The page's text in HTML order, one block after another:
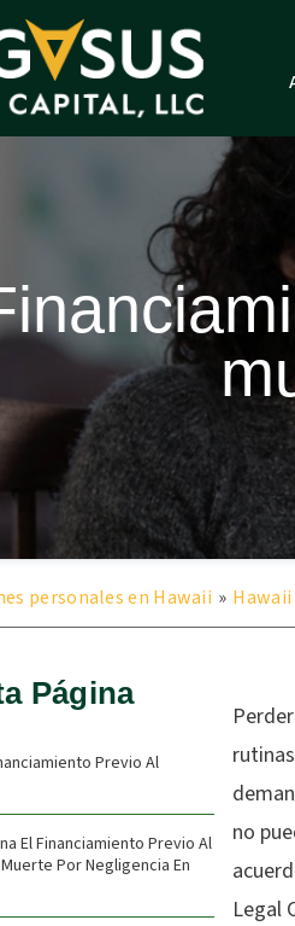
personales en Hawaii »
Página
Previo Al
El Financiamiento Previo Al
Por Negligencia En
no
Legal